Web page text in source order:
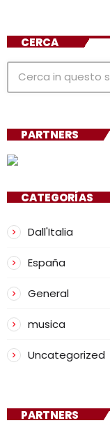
CERCA
PARTNERS
CATEGORÍAS
Dall'Italia
España
General
musica
Uncategorized
PARTNERS